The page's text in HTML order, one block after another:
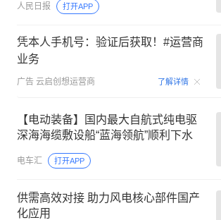
人民日报 打开APP
凭本人手机号：验证后获取！#运营商
业务
广告 云启创想运营商 了解详情
【电动装备】国内最大自航式纯电驱
深海海缆敷设船“蓝海领航”顺利下水
电车汇 打开APP
供需高效对接 助力风电核心部件国产
化应用